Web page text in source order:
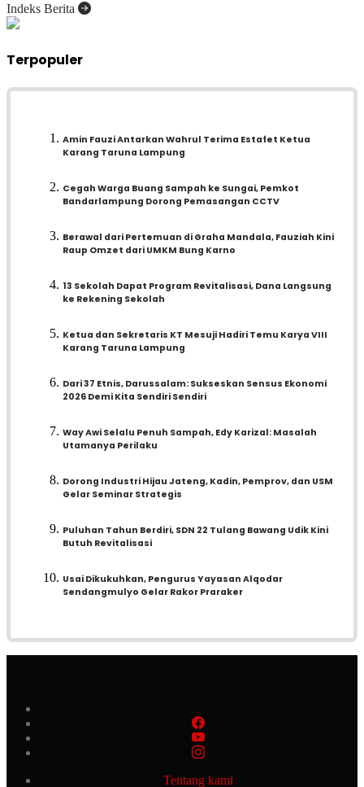
Indeks Berita
Terpopuler
Amin Fauzi Antarkan Wahrul Terima Estafet Ketua
Karang Taruna Lampung
Cegah Warga Buang Sampah ke Sungai, Pemkot
Bandarlampung Dorong Pemasangan CCTV
Berawal dari Pertemuan di Graha Mandala, Fauziah Kini
Raup Omzet dari UMKM Bung Karno
13 Sekolah Dapat Program Revitalisasi, Dana Langsung
ke Rekening Sekolah
Ketua dan Sekretaris KT Mesuji Hadiri Temu Karya VIII
Karang Taruna Lampung
Dari 37 Etnis, Darussalam: Sukseskan Sensus Ekonomi
2026 Demi Kita Sendiri Sendiri
Way Awi Selalu Penuh Sampah, Edy Karizal: Masalah
Utamanya Perilaku
Dorong Industri Hijau Jateng, Kadin, Pemprov, dan USM
Gelar Seminar Strategis
Puluhan Tahun Berdiri, SDN 22 Tulang Bawang Udik Kini
Butuh Revitalisasi
Usai Dikukuhkan, Pengurus Yayasan Alqodar
Sendangmulyo Gelar Rakor Praraker
Tentang kami